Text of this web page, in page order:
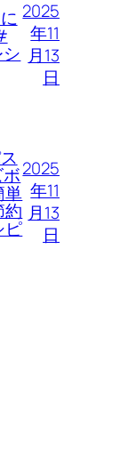
2025
年11
月13
日
単
ピ
2025
年11
月13
日